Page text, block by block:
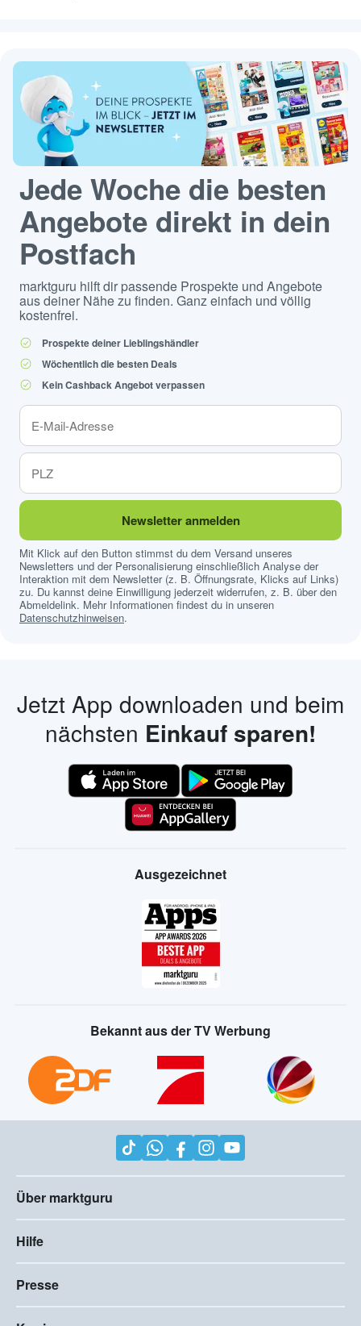
Jede Woche die besten
Angebote direkt in dein
Postfach
marktguru hilft dir passende Prospekte und Angebote
aus deiner Nähe zu finden. Ganz einfach und völlig
kostenfrei.
Prospekte deiner Lieblingshändler
Wöchentlich die besten Deals
Kein Cashback Angebot verpassen
Newsletter anmelden
Mit Klick auf den Button stimmst du dem Versand unseres
Newsletters und der Personalisierung einschließlich Analyse der
Interaktion mit dem Newsletter (z. B. Öffnungsrate, Klicks auf Links)
zu. Du kannst deine Einwilligung jederzeit widerrufen, z. B. über den
Abmeldelink. Mehr Informationen findest du in unseren
Datenschutzhinweisen.
Jetzt App downloaden und beim
nächsten Einkauf sparen!
Ausgezeichnet
Bekannt aus der TV Werbung
Über marktguru
Hilfe
Presse